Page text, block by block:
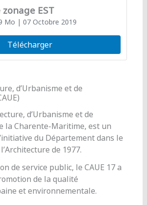
EST
Mo | 07 Octobre 2019
Télécharger
d’Urbanisme et de
d’Urbanisme et de
la Charente-Maritime, est un
du Département dans le
de 1977.
de service public, le CAUE 17 a
de la qualité
et environnementale.